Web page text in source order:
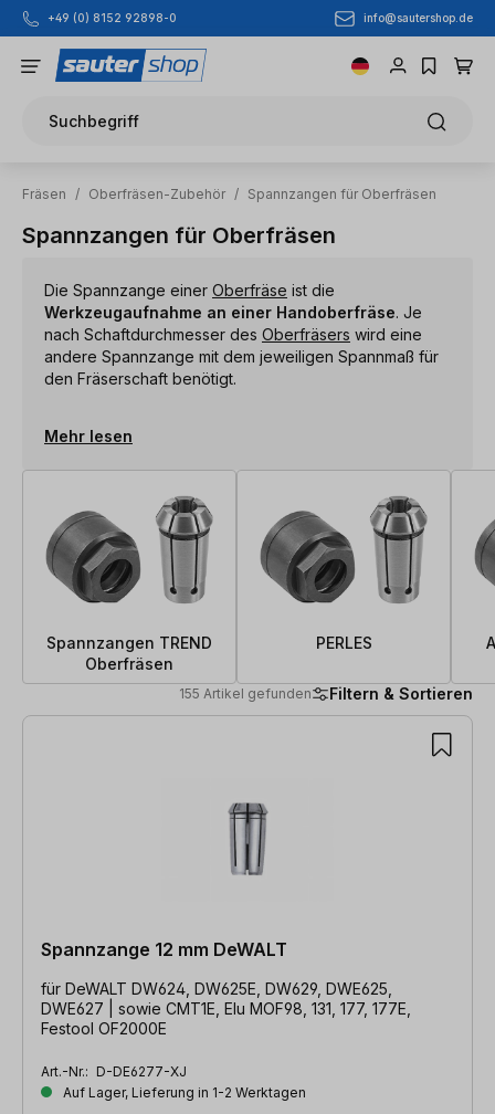
Zum Hauptinhalt springen
+49 (0) 8152 92898-0 info@sautershop.de
Suchbegriff
Fräsen / Oberfräsen-Zubehör / Spannzangen für Oberfräsen
Spannzangen für Oberfräsen
Die Spannzange einer Oberfräse ist die
Werkzeugaufnahme an einer Handoberfräse. Je
nach Schaftdurchmesser des Oberfräsers wird eine
andere Spannzange mit dem jeweiligen Spannmaß für
den Fräserschaft benötigt.
Mehr lesen
Spannzangen TREND
Oberfräsen
PERLES
155 Artikel gefunden Filtern & Sortieren
155 Artikel gefunden
Spannzange 12 mm DeWALT
für DeWALT DW624, DW625E, DW629, DWE625,
DWE627 | sowie CMT1E, Elu MOF98, 131, 177, 177E,
Festool OF2000E
Art.-Nr.: D-DE6277-XJ
Auf Lager, Lieferung in 1-2 Werktagen